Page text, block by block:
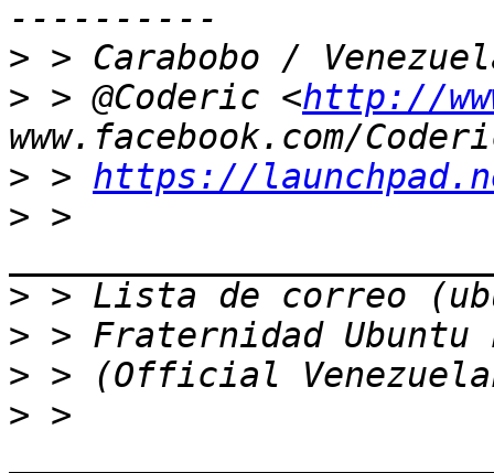
>
> > @Coderic <http://
> > https://
> >
>
>
>
> >